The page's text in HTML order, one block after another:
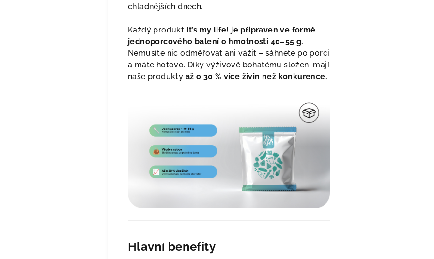
chladnějších dnech.
Každý produkt It’s my life! je připraven ve formě
jednoporcového balení o hmotnosti 40–55 g.
Nemusíte nic odměřovat ani vážit – sáhnete po porci
a máte hotovo. Díky výživově bohatému složení mají
naše produkty až o 30 % více živin než konkurence.
Hlavní benefity